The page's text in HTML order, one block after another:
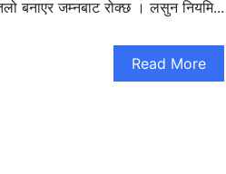
बनाएर जम्नबाट रोक्छ । लसुन नियमि...
Read More